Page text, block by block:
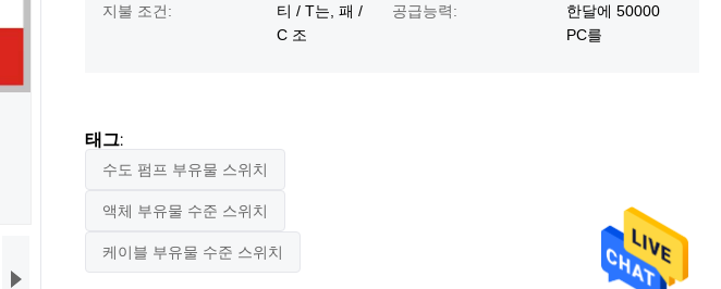
지불 조건:
티 / T는, 패 /
C 조
공급능력:
한달에 50000
PC를
태그:
수도 펌프 부유물 스위치
액체 부유물 수준 스위치
케이블 부유물 수준 스위치